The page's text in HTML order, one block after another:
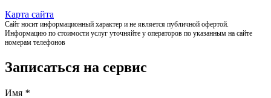
Карта сайта
Сайт носит информационный характер и не является публичной офертой.
Информацию по стоимости услуг уточняйте у операторов по указанным на сайте
номерам телефонов
Записаться на сервис
Имя *